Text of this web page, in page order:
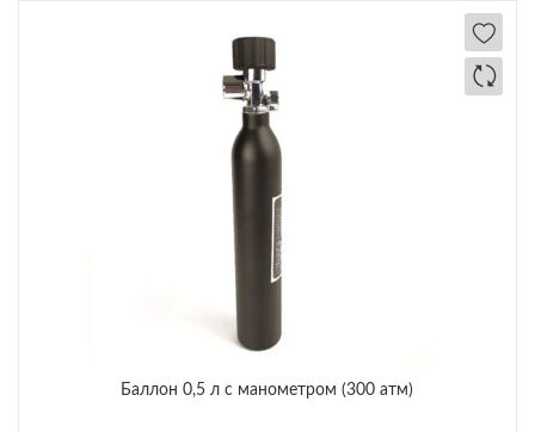
Баллон 0,5 л с манометром (300 атм)